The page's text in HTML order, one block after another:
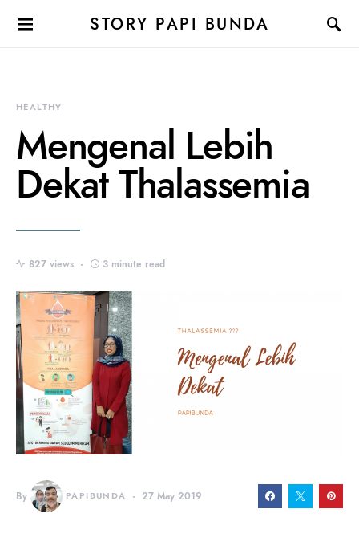
STORY PAPI BUNDA
HEALTHY
Mengenal Lebih
Dekat Thalassemia
827 views 3 minute read
By PAPIBUNDA 27 May 2019